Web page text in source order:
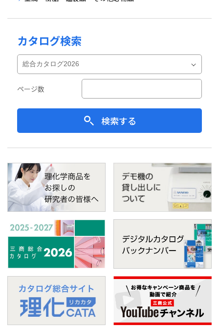
カタログ検索
ページ数
検索する